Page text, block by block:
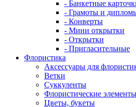
- Банкетные
- Грамоты и
- Конверты
- Мини открытки
- Открытки
- Пригласительные
Флористика
Аксессуары для
Ветки
Суккуленты
Флористические элементы
Цветы, букеты